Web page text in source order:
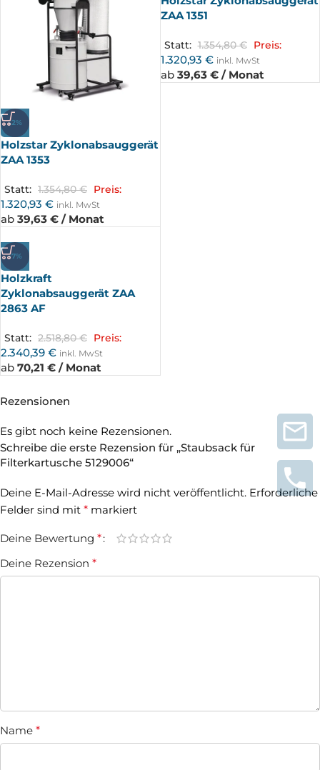
-2%
Holzstar Zyklonabsauggerät
ZAA 1353
Statt: 1.354,80€ Preis:
1.320,93 € inkl. MwSt
ab 39,63 € / Monat
ZAA 1351
Statt: 1.354,80€ Preis:
1.320,93 € inkl. MwSt
ab 39,63 € / Monat
-7%
Holzkraft
Zyklonabsauggerät ZAA
2863 AF
Statt: 2.518,80€ Preis:
2.340,39 € inkl. MwSt
ab 70,21 € / Monat
Rezensionen
Es gibt noch keine Rezensionen.
Schreibe die erste Rezension für „Staubsack für
Filterkartusche 5129006“
Deine E-Mail-Adresse wird nicht veröffentlicht. Erforderliche
Felder sind mit * markiert
Deine Bewertung *
Deine Rezension *
Name *